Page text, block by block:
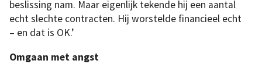
beslissing nam. Maar eigenlijk tekende hij een aantal
echt slechte contracten. Hij worstelde financieel echt
– en dat is OK.’
Omgaan met angst